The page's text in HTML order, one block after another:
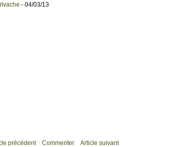
- 04/03/13
précédent Commenter Article suivant